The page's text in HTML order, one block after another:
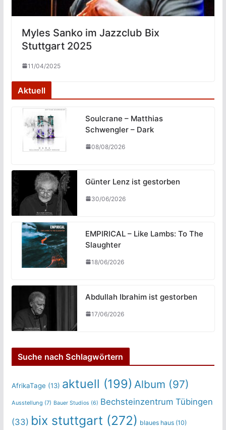
Myles Sanko im Jazzclub Bix
Stuttgart 2025
11/04/2025
Aktuell
Soulcrane – Matthias
Schwengler – Dark
08/08/2026
Günter Lenz ist gestorben
30/06/2026
EMPIRICAL – Like Lambs: To The
Slaughter
18/06/2026
Abdullah Ibrahim ist gestorben
17/06/2026
Suche nach Schlagwörtern
AfrikaTage (13) aktuell (199) Album (97)
Ausstellung (7) Bauer Studios (6) Bechsteinzentrum Tübingen
(33) bix stuttgart (272) blaues haus(10)